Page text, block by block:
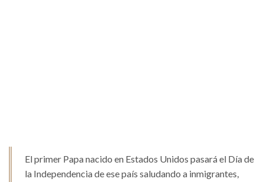
El primer Papa nacido en Estados Unidos pasará el Día de
la Independencia de ese país saludando a inmigrantes,